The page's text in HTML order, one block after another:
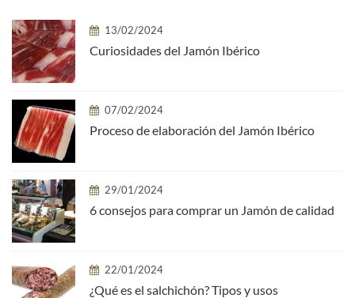
13/02/2024
Curiosidades del Jamón Ibérico
07/02/2024
Proceso de elaboración del Jamón Ibérico
29/01/2024
6 consejos para comprar un Jamón de calidad
22/01/2024
¿Qué es el salchichón? Tipos y usos